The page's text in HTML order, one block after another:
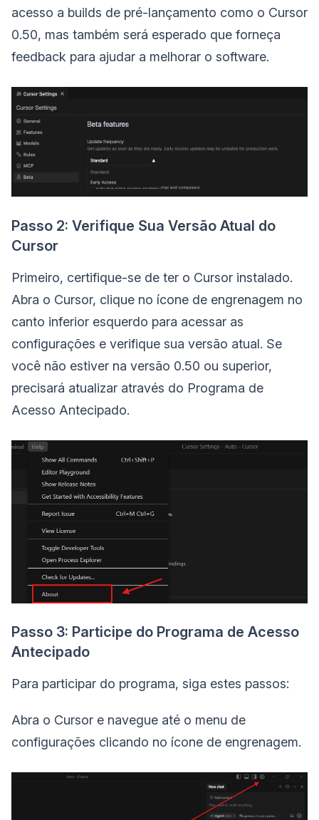
acesso a builds de pré-lançamento como o Cursor
0.50, mas também será esperado que forneça
feedback para ajudar a melhorar o software.
Passo 2: Verifique Sua Versão Atual do
Cursor
Primeiro, certifique-se de ter o Cursor instalado.
Abra o Cursor, clique no ícone de engrenagem no
canto inferior esquerdo para acessar as
configurações e verifique sua versão atual. Se
você não estiver na versão 0.50 ou superior,
precisará atualizar através do Programa de
Acesso Antecipado.
Passo 3: Participe do Programa de Acesso
Antecipado
Para participar do programa, siga estes passos:
Abra o Cursor e navegue até o menu de
configurações clicando no ícone de engrenagem.